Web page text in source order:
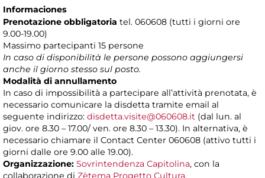
Informaciones
Prenotazione obbligatoria tel. 060608 (tutti i giorni ore
9.00-19.00)
Massimo partecipanti 15 persone
In caso di disponibilità le persone possono aggiungersi
anche il giorno stesso sul posto.
Modalità di annullamento
In caso di impossibilità a partecipare all’attività prenotata, è
necessario comunicare la disdetta tramite email al
seguente indirizzo: disdetta.visite@060608.it (dal lun. al
giov. ore 8.30 – 17.00/ ven. ore 8.30 – 13.30). In alternativa, è
necessario chiamare il Contact Center 060608 (attivo tutti i
giorni dalle ore 9.00 alle 19.00).
Organizzazione: Sovrintendenza Capitolina, con la
collaborazione di Zètema Progetto Cultura.